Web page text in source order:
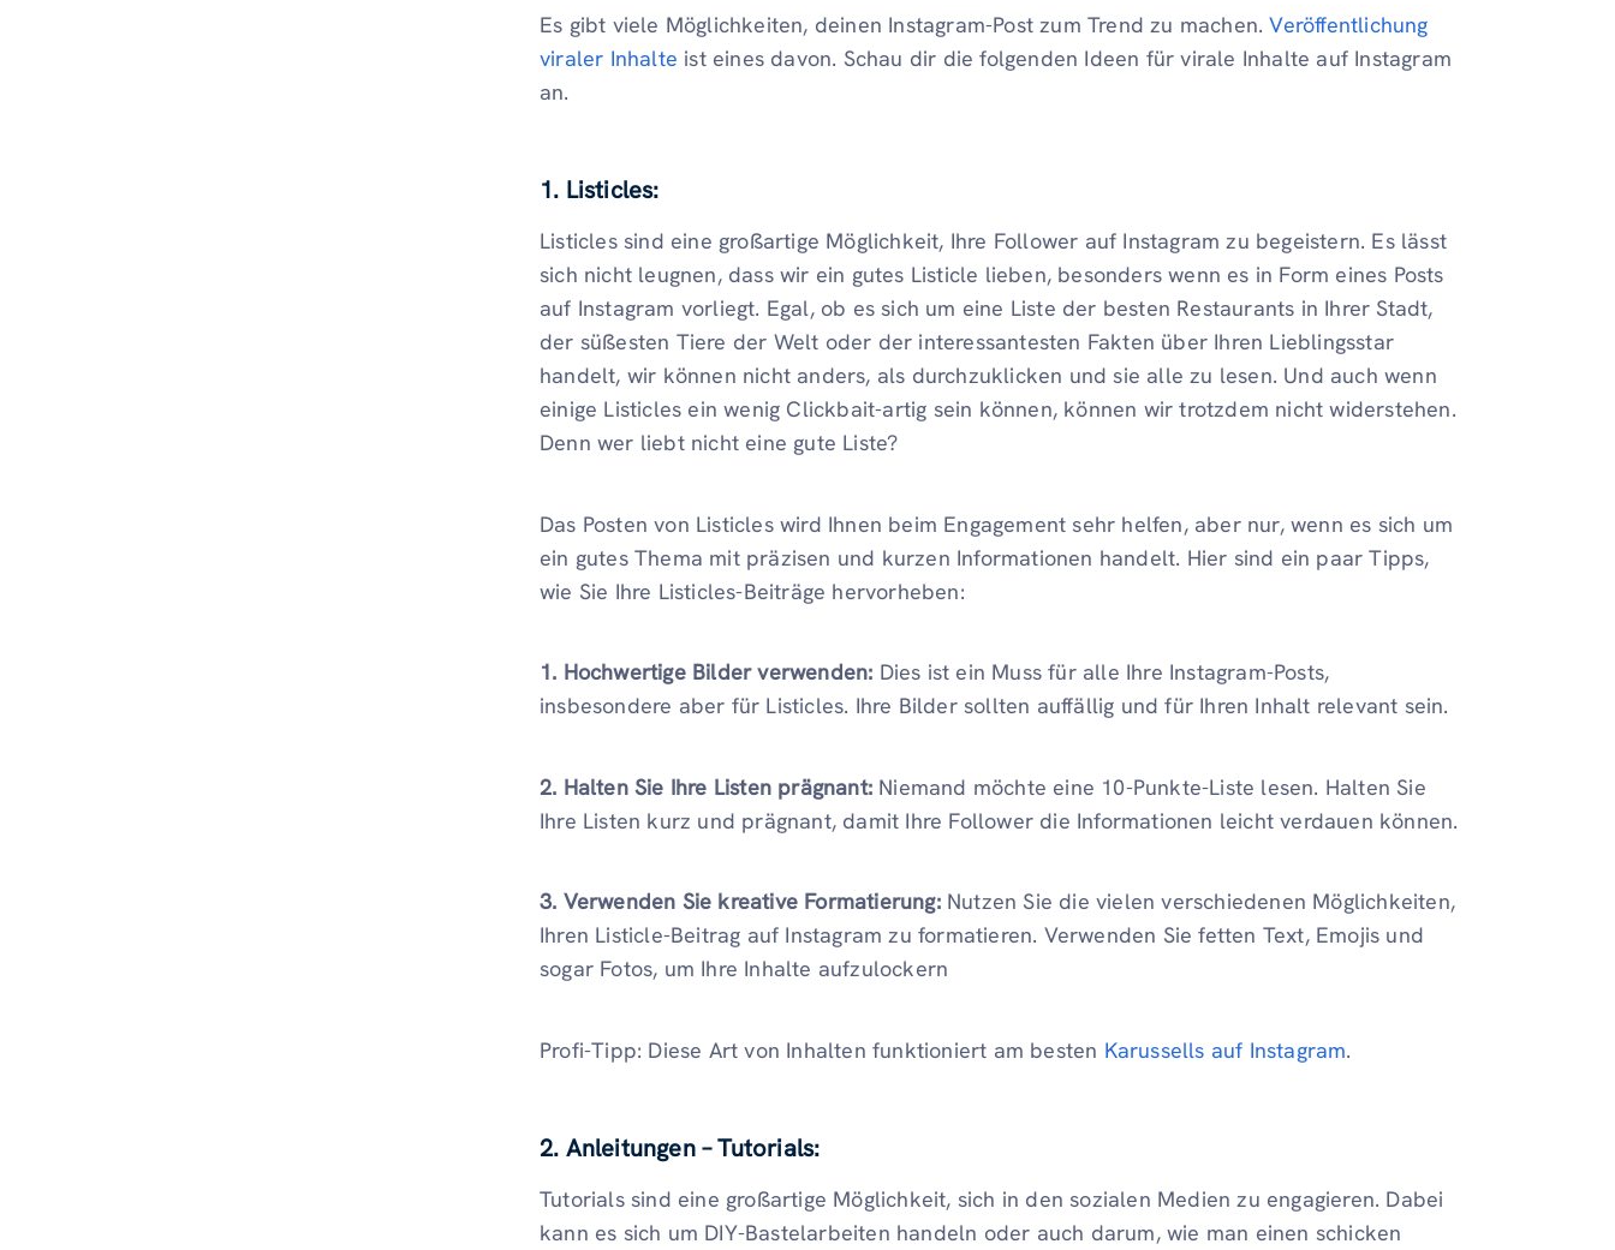
Es gibt viele Möglichkeiten, deinen Instagram-Post zum Trend zu machen.Veröffentlichung
viraler Inhalte ist eines davon. Schau dir die folgenden Ideen für virale Inhalte auf Instagram
an.
1. Listicles:
Listicles sind eine großartige Möglichkeit, Ihre Follower auf Instagram zu begeistern. Es lässt
sich nicht leugnen, dass wir ein gutes Listicle lieben, besonders wenn es in Form eines Posts
auf Instagram vorliegt. Egal, ob es sich um eine Liste der besten Restaurants in Ihrer Stadt,
der süßesten Tiere der Welt oder der interessantesten Fakten über Ihren Lieblingsstar
handelt, wir können nicht anders, als durchzuklicken und sie alle zu lesen. Und auch wenn
einige Listicles ein wenig Clickbait-artig sein können, können wir trotzdem nicht widerstehen.
Denn wer liebt nicht eine gute Liste?
Das Posten von Listicles wird Ihnen beim Engagement sehr helfen, aber nur, wenn es sich um
ein gutes Thema mit präzisen und kurzen Informationen handelt. Hier sind ein paar Tipps,
wie Sie Ihre Listicles-Beiträge hervorheben:
1. Hochwertige Bilder verwenden: Dies ist ein Muss für alle Ihre Instagram-Posts,
insbesondere aber für Listicles. Ihre Bilder sollten auffällig und für Ihren Inhalt relevant sein.
2. Halten Sie Ihre Listen prägnant: Niemand möchte eine 10-Punkte-Liste lesen. Halten Sie
Ihre Listen kurz und prägnant, damit Ihre Follower die Informationen leicht verdauen können.
3. Verwenden Sie kreative Formatierung:Nutzen Sie die vielen verschiedenen Möglichkeiten,
Ihren Listicle-Beitrag auf Instagram zu formatieren. Verwenden Sie fetten Text, Emojis und
sogar Fotos, um Ihre Inhalte aufzulockern
Profi-Tipp: Diese Art von Inhalten funktioniert am besten Karussells auf Instagram.
2. Anleitungen – Tutorials:
Tutorials sind eine großartige Möglichkeit, sich in den sozialen Medien zu engagieren. Dabei
kann es sich um DIY-Bastelarbeiten handeln oder auch darum, wie man einen schicken